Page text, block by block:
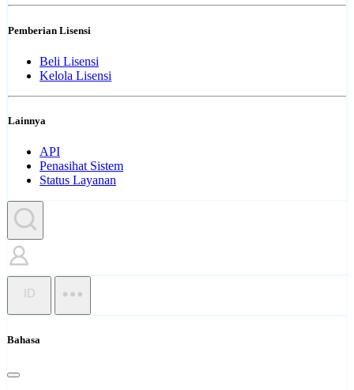
Pemberian Lisensi
Beli Lisensi
Kelola Lisensi
Lainnya
API
Penasihat Sistem
Status Layanan
ID
Bahasa